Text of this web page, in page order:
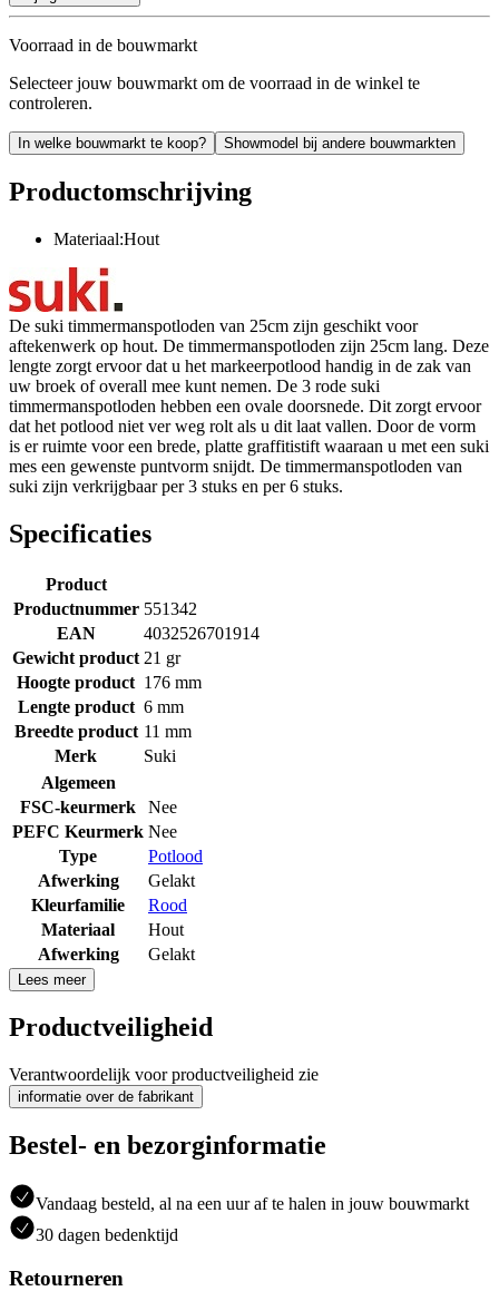
Voorraad in de bouwmarkt
Selecteer jouw bouwmarkt om de voorraad in de winkel te
controleren.
In welke bouwmarkt te koop? Showmodel bij andere bouwmarkten
Productomschrijving
Materiaal:Hout
De suki timmermanspotloden van 25cm zijn geschikt voor
aftekenwerk op hout. De timmermanspotloden zijn 25cm lang. Deze
lengte zorgt ervoor dat u het markeerpotlood handig in de zak van
uw broek of overall mee kunt nemen. De 3 rode suki
timmermanspotloden hebben een ovale doorsnede. Dit zorgt ervoor
dat het potlood niet ver weg rolt als u dit laat vallen. Door de vorm
is er ruimte voor een brede, platte graffitistift waaraan u met een suki
mes een gewenste puntvorm snijdt. De timmermanspotloden van
suki zijn verkrijgbaar per 3 stuks en per 6 stuks.
Specificaties
Product
Productnummer 551342
EAN
4032526701914
Gewicht product 21 gr
Hoogte product 176 mm
Lengte product 6 mm
Breedte product 11 mm
Merk
Suki
Algemeen
FSC-keurmerk
Nee
PEFC Keurmerk Nee
Type
Potlood
Afwerking
Gelakt
Kleurfamilie
Rood
Materiaal
Hout
Afwerking
Gelakt
Lees meer
Productveiligheid
Verantwoordelijk voor productveiligheid zie
informatie over de fabrikant
Bestel- en bezorginformatie
Vandaag besteld, al na een uur af te halen in jouw bouwmarkt
30 dagen bedenktijd
Retourneren